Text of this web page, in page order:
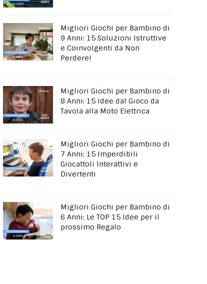
Migliori Giochi per Bambino di
9 Anni: 15 Soluzioni Istruttive
e Coinvolgenti da Non
Perdere!
Migliori Giochi per Bambino di
8 Anni: 15 Idee dal Gioco da
Tavola alla Moto Elettrica
Migliori Giochi per Bambino di
7 Anni: 15 Imperdibili
Giocattoli Interattivi e
Divertenti
Migliori Giochi per Bambino di
6 Anni: Le TOP 15 Idee per il
prossimo Regalo